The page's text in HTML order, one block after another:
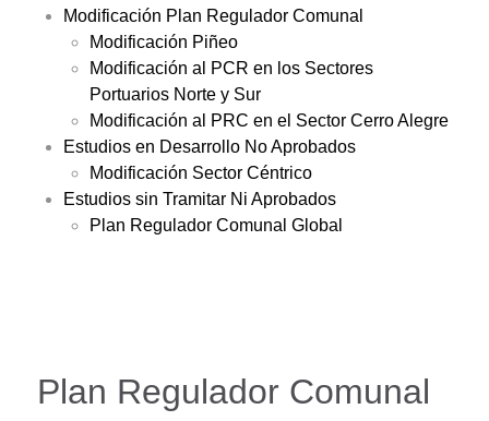
Modificación Plan Regulador Comunal
Modificación Piñeo
Modificación al PCR en los Sectores
Portuarios Norte y Sur
Modificación al PRC en el Sector Cerro Alegre
Estudios en Desarrollo No Aprobados
Modificación Sector Céntrico
Estudios sin Tramitar Ni Aprobados
Plan Regulador Comunal Global
Plan Regulador Comunal